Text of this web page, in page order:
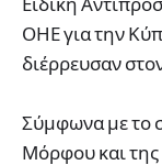
ΟΗΕ για την
διέρρευσαν
Σύμφωνα με το
Μόρφου και